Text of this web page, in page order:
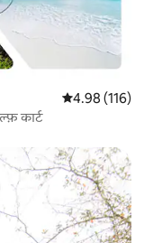
औसत रेटिंग 5 में से
4.98 (116)
कार्ट